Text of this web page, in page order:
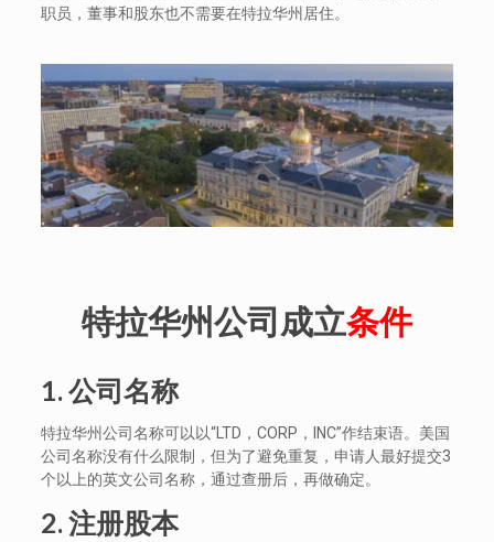
职员，董事和股东也不需要在特拉华州居住。
特拉华州公司成立条件
1. 公司名称
特拉华州公司名称可以以“LTD，CORP，INC”作结束语。美国
公司名称没有什么限制，但为了避免重复，申请人最好提交3
个以上的英文公司名称，通过查册后，再做确定。
2. 注册股本